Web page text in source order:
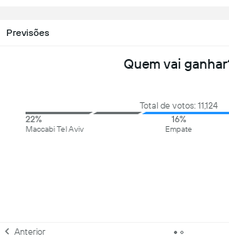
Previsões
Quem vai
Total de votos: 11,124
22%
Maccabi Tel Aviv
16%
Empate
Anterior